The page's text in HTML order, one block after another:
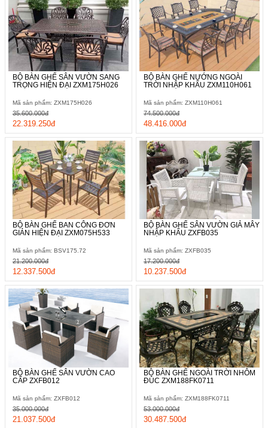
BỘ BÀN GHẾ SÂN VƯỜN SANG
TRỌNG HIỆN ĐẠI ZXM175H026
Mã sản phẩm: ZXM175H026
22.319.250đ
35.600.000đ
BỘ BÀN GHẾ NƯỚNG NGOÀI
TRỜI NHẬP KHẨU ZXM110H061
Mã sản phẩm: ZXM110H061
48.416.000đ
74.500.000đ
BỘ BÀN GHẾ BAN CÔNG ĐƠN
GIẢN HIỆN ĐẠI ZXM075H533
Mã sản phẩm: BSV175.72
12.337.500đ
21.200.000đ
BỘ BÀN GHẾ SÂN VƯỜN GIẢ MÂY
NHẬP KHẨU ZXFB035
Mã sản phẩm: ZXFB035
10.237.500đ
17.200.000đ
BỘ BÀN GHẾ SÂN VƯỜN CAO
CẤP ZXFB012
Mã sản phẩm: ZXFB012
21.037.500đ
35.000.000đ
BỘ BÀN GHẾ NGOÀI TRỜI NHÔM
ĐÚC ZXM188FK0711
Mã sản phẩm: ZXM188FK0711
30.487.500đ
53.000.000đ